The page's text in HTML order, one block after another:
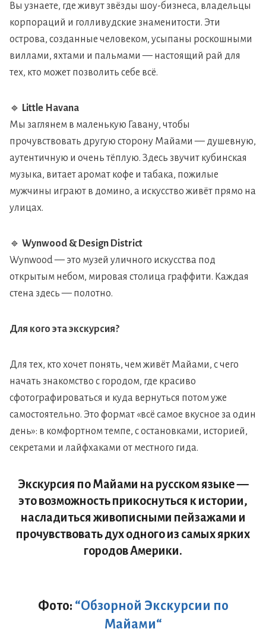
Вы узнаете, где живут звёзды шоу-бизнеса, владельцы
корпораций и голливудские знаменитости. Эти
острова, созданные человеком, усыпаны роскошными
виллами, яхтами и пальмами — настоящий рай для
тех, кто может позволить себе всё.
🔹 Little Havana
Мы заглянем в маленькую Гавану, чтобы
прочувствовать другую сторону Майами — душевную,
аутентичную и очень тёплую. Здесь звучит кубинская
музыка, витает аромат кофе и табака, пожилые
мужчины играют в домино, а искусство живёт прямо на
улицах.
🔹 Wynwood & Design District
Wynwood — это музей уличного искусства под
открытым небом, мировая столица граффити. Каждая
стена здесь — полотно.
Для кого эта экскурсия?
Для тех, кто хочет понять, чем живёт Майами, с чего
начать знакомство с городом, где красиво
сфотографироваться и куда вернуться потом уже
самостоятельно. Это формат «всё самое вкусное за один
день»: в комфортном темпе, с остановками, историей,
секретами и лайфхаками от местного гида.
Экскурсия по Майами на русском языке —
это возможность прикоснуться к истории,
насладиться живописными пейзажами и
прочувствовать дух одного из самых ярких
городов Америки.
Фото: “Обзорной Экскурсии по
Майами“